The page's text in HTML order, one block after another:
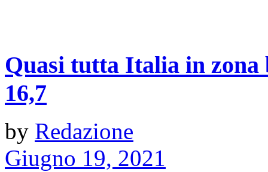
Quasi tutta Italia in zona
16,7
by Redazione
Giugno 19, 2021